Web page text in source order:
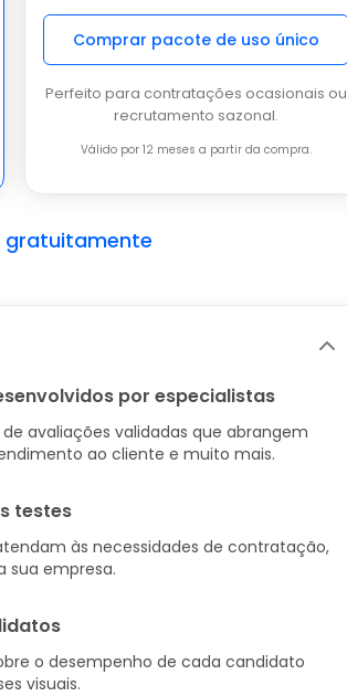
Comprar pacote de uso único
Perfeito para contratações ocasionais ou
recrutamento sazonal.
Válido por 12 meses a partir da compra.
gratuitamente
por especialistas
avaliações validadas que abrangem
ao cliente e muito mais.
testes
às necessidades de contratação,
sua empresa.
o desempenho de cada candidato
visuais.